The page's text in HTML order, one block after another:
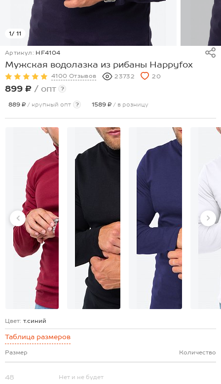
1/ 11
Артикул: HF4104
Мужская водолазка из рибаны Happyfox
4100 Отзывов 23732 20
899 ₽ / опт ?
889 ₽ / крупный опт ? 1589 ₽ / в розницу
Цвет: т.синий
Таблица размеров
Размер Количество
48 Нет и не будет